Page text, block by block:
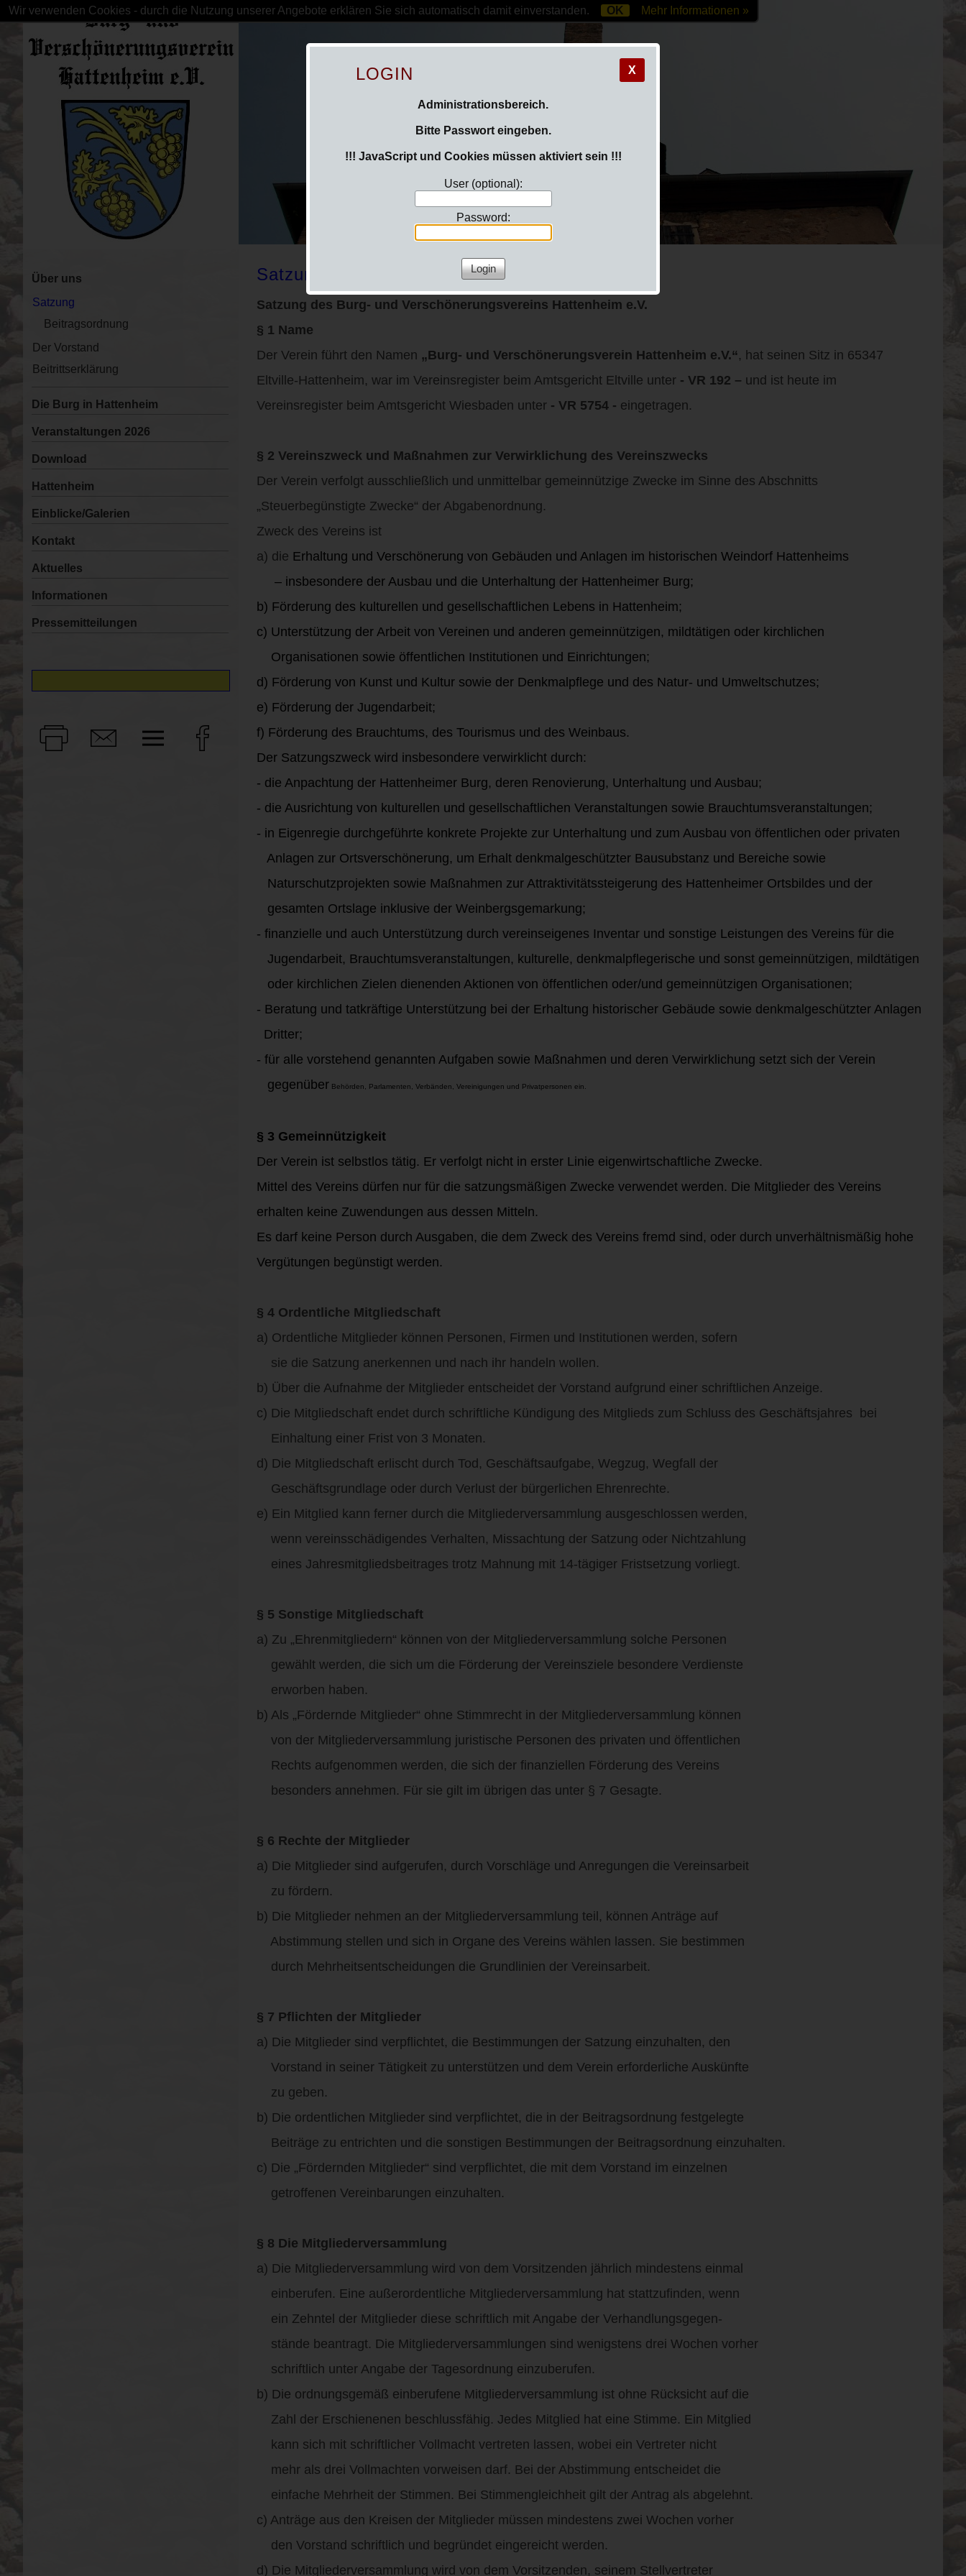
X
LOGIN
Administrationsbereich.
Bitte Passwort eingeben.
!!! JavaScript und Cookies müssen aktiviert sein !!!
User (optional):
Password:
Satzung
Satzung des Burg- und Verschönerungsvereins Hattenheim e.V.
§ 1 Name
Der Verein führt den Namen „Burg- und Verschönerungsverein Hattenheim e.V.“, hat seinen Sitz in 65347
Eltville-Hattenheim, war im Vereinsregister beim Amtsgericht Eltville unter - VR 192 – und ist heute im
Vereinsregister beim Amtsgericht Wiesbaden unter - VR 5754 - eingetragen.
§ 2 Vereinszweck und Maßnahmen zur Verwirklichung des Vereinszwecks
Der Verein verfolgt ausschließlich und unmittelbar gemeinnützige Zwecke im Sinne des Abschnitts
„Steuerbegünstigte Zwecke“ der Abgabenordnung.
Zweck des Vereins ist
a) die Erhaltung und Verschönerung von Gebäuden und Anlagen im historischen Weindorf Hattenheims
– insbesondere der Ausbau und die Unterhaltung der Hattenheimer Burg;
b) Förderung des kulturellen und gesellschaftlichen Lebens in Hattenheim;
c) Unterstützung der Arbeit von Vereinen und anderen gemeinnützigen, mildtätigen oder kirchlichen
Organisationen sowie öffentlichen Institutionen und Einrichtungen;
d) Förderung von Kunst und Kultur sowie der Denkmalpflege und des Natur- und Umweltschutzes;
e) Förderung der Jugendarbeit;
f) Förderung des Brauchtums, des Tourismus und des Weinbaus.
Der Satzungszweck wird insbesondere verwirklicht durch:
- die Anpachtung der Hattenheimer Burg, deren Renovierung, Unterhaltung und Ausbau;
- die Ausrichtung von kulturellen und gesellschaftlichen Veranstaltungen sowie Brauchtumsveranstaltungen;
- in Eigenregie durchgeführte konkrete Projekte zur Unterhaltung und zum Ausbau von öffentlichen oder privaten
Anlagen zur Ortsverschönerung, um Erhalt denkmalgeschützter Bausubstanz und Bereiche sowie
Naturschutzprojekten sowie Maßnahmen zur Attraktivitätssteigerung des Hattenheimer Ortsbildes und der
gesamten Ortslage inklusive der Weinbergsgemarkung;
- finanzielle und auch Unterstützung durch vereinseigenes Inventar und sonstige Leistungen des Vereins für die
Jugendarbeit, Brauchtumsveranstaltungen, kulturelle, denkmalpflegerische und sonst gemeinnützigen, mildtätigen
oder kirchlichen Zielen dienenden Aktionen von öffentlichen oder/und gemeinnützigen Organisationen;
- Beratung und tatkräftige Unterstützung bei der Erhaltung historischer Gebäude sowie denkmalgeschützter Anlagen
Dritter;
- für alle vorstehend genannten Aufgaben sowie Maßnahmen und deren Verwirklichung setzt sich der Verein
gegenüber Behörden, Parlamenten, Verbänden, Vereinigungen und Privatpersonen ein.
§ 3 Gemeinnützigkeit
Der Verein ist selbstlos tätig. Er verfolgt nicht in erster Linie eigenwirtschaftliche Zwecke.
Mittel des Vereins dürfen nur für die satzungsmäßigen Zwecke verwendet werden. Die Mitglieder des Vereins
erhalten keine Zuwendungen aus dessen Mitteln.
Es darf keine Person durch Ausgaben, die dem Zweck des Vereins fremd sind, oder durch unverhältnismäßig hohe
Vergütungen begünstigt werden.
§ 4 Ordentliche Mitgliedschaft
a) Ordentliche Mitglieder können Personen, Firmen und Institutionen werden, sofern
sie die Satzung anerkennen und nach ihr handeln wollen.
b) Über die Aufnahme der Mitglieder entscheidet der Vorstand aufgrund einer schriftlichen Anzeige.
c) Die Mitgliedschaft endet durch schriftliche Kündigung des Mitglieds zum Schluss des Geschäftsjahres bei
Einhaltung einer Frist von 3 Monaten.
d) Die Mitgliedschaft erlischt durch Tod, Geschäftsaufgabe, Wegzug, Wegfall der
Geschäftsgrundlage oder durch Verlust der bürgerlichen Ehrenrechte.
e) Ein Mitglied kann ferner durch die Mitgliederversammlung ausgeschlossen werden,
wenn vereinsschädigendes Verhalten, Missachtung der Satzung oder Nichtzahlung
eines Jahresmitgliedsbeitrages trotz Mahnung mit 14-tägiger Fristsetzung vorliegt.
§ 5 Sonstige Mitgliedschaft
a) Zu „Ehrenmitgliedern“ können von der Mitgliederversammlung solche Personen
gewählt werden, die sich um die Förderung der Vereinsziele besondere Verdienste
erworben haben.
b) Als „Fördernde Mitglieder“ ohne Stimmrecht in der Mitgliederversammlung können
von der Mitgliederversammlung juristische Personen des privaten und öffentlichen
Rechts aufgenommen werden, die sich der finanziellen Förderung des Vereins
besonders annehmen. Für sie gilt im übrigen das unter § 7 Gesagte.
§ 6 Rechte der Mitglieder
a) Die Mitglieder sind aufgerufen, durch Vorschläge und Anregungen die Vereinsarbeit
zu fördern.
b) Die Mitglieder nehmen an der Mitgliederversammlung teil, können Anträge auf
Abstimmung stellen und sich in Organe des Vereins wählen lassen. Sie bestimmen
durch Mehrheitsentscheidungen die Grundlinien der Vereinsarbeit.
§ 7 Pflichten der Mitglieder
a) Die Mitglieder sind verpflichtet, die Bestimmungen der Satzung einzuhalten, den
Vorstand in seiner Tätigkeit zu unterstützen und dem Verein erforderliche Auskünfte
zu geben.
b) Die ordentlichen Mitglieder sind verpflichtet, die in der Beitragsordnung festgelegte
Beiträge zu entrichten und die sonstigen Bestimmungen der Beitragsordnung einzuhalten.
c) Die „Fördernden Mitglieder“ sind verpflichtet, die mit dem Vorstand im einzelnen
getroffenen Vereinbarungen einzuhalten.
§ 8 Die Mitgliederversammlung
a) Die Mitgliederversammlung wird von dem Vorsitzenden jährlich mindestens einmal
einberufen. Eine außerordentliche Mitgliederversammlung hat stattzufinden, wenn
ein Zehntel der Mitglieder diese schriftlich mit Angabe der Verhandlungsgegen-
stände beantragt. Die Mitgliederversammlungen sind wenigstens drei Wochen vorher
schriftlich unter Angabe der Tagesordnung einzuberufen.
b) Die ordnungsgemäß einberufene Mitgliederversammlung ist ohne Rücksicht auf die
Zahl der Erschienenen beschlussfähig. Jedes Mitglied hat eine Stimme. Ein Mitglied
kann sich mit schriftlicher Vollmacht vertreten lassen, wobei ein Vertreter nicht
mehr als drei Vollmachten vorweisen darf. Bei der Abstimmung entscheidet die
einfache Mehrheit der Stimmen. Bei Stimmengleichheit gilt der Antrag als abgelehnt.
c) Anträge aus den Kreisen der Mitglieder müssen mindestens zwei Wochen vorher
den Vorstand schriftlich und begründet eingereicht werden.
d) Die Mitgliederversammlung wird von dem Vorsitzenden, seinem Stellvertreter
Über uns
Satzung
Beitragsordnung
Der Vorstand
Beitrittserklärung
Die Burg in Hattenheim
Veranstaltungen 2026
Download
Hattenheim
Einblicke/Galerien
Kontakt
Aktuelles
Informationen
Pressemitteilungen
Wir verwenden Cookies - durch die Nutzung unserer Angebote erklären Sie sich automatisch damit einverstanden. OK Mehr Informationen »